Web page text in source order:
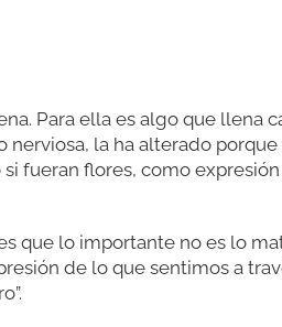
Para ella es algo que llena
la ha alterado porque
fueran flores, como
que lo importante no es lo
de lo que sentimos a